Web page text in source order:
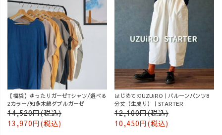
【福袋】ゆったりガーゼTシャツ/選べる
2カラー/知多木綿ダブルガーゼ
14,520円(税込)
13,970円(税込)
はじめてのUZUiRO｜バルーンパンツ8
分丈（生成り）｜STARTER
12,100円(税込)
10,450円(税込)